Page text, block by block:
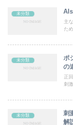
未分類
主
た
未分類
ポ
の
正
刺
未分類
刺
解